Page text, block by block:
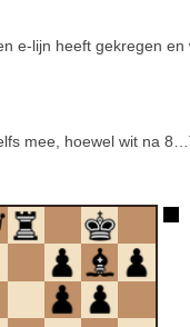
e-lijn heeft gekregen
mee, hoewel wit na